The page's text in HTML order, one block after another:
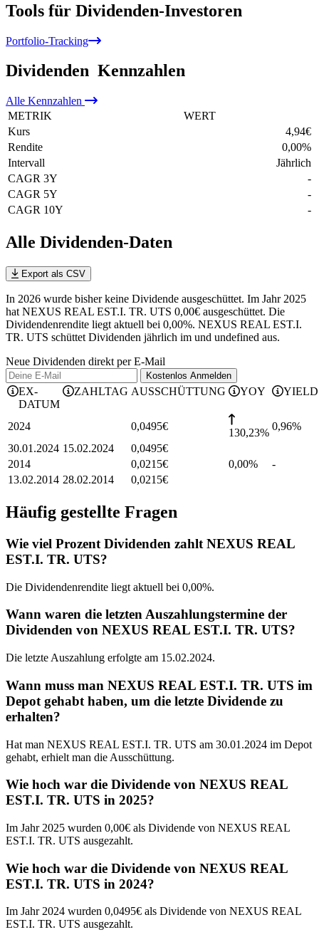
Tools für Dividenden-Investoren
Portfolio-Tracking
Dividenden Kennzahlen
Alle Kennzahlen
METRIK
WERT
Kurs
4,94€
Rendite
0,00%
Intervall
Jährlich
CAGR 3Y
-
CAGR 5Y
-
CAGR 10Y
-
Alle Dividenden-Daten
Export als CSV
In 2026 wurde bisher keine Dividende ausgeschüttet. Im Jahr 2025
hat NEXUS REAL EST.I. TR. UTS 0,00€ ausgeschüttet. Die
Dividendenrendite liegt aktuell bei 0,00%. NEXUS REAL EST.I.
TR. UTS schüttet Dividenden jährlich im und undefined aus.
Neue Dividenden direkt per E-Mail
Kostenlos Anmelden
EX-
DATUM
ZAHLTAG AUSSCHÜTTUNG YOY YIELD
2024 0,0495€
130,23%
0,96%
30.01.2024 15.02.2024 0,0495€
2014
0,0215€ 0,00%
-
13.02.2014 28.02.2014 0,0215€
Häufig gestellte Fragen
Wie viel Prozent Dividenden zahlt NEXUS REAL
EST.I. TR. UTS?
Die Dividendenrendite liegt aktuell bei 0,00%.
Wann waren die letzten Auszahlungstermine der
Dividenden von NEXUS REAL EST.I. TR. UTS?
Die letzte Auszahlung erfolgte am 15.02.2024.
Wann muss man NEXUS REAL EST.I. TR. UTS im
Depot gehabt haben, um die letzte Dividende zu
erhalten?
Hat man NEXUS REAL EST.I. TR. UTS am 30.01.2024 im Depot
gehabt, erhielt man die Ausschüttung.
Wie hoch war die Dividende von NEXUS REAL
EST.I. TR. UTS in 2025?
Im Jahr 2025 wurden 0,00€ als Dividende von NEXUS REAL
EST.I. TR. UTS ausgezahlt.
Wie hoch war die Dividende von NEXUS REAL
EST.I. TR. UTS in 2024?
Im Jahr 2024 wurden 0,0495€ als Dividende von NEXUS REAL
EST.I. TR. UTS ausgezahlt.